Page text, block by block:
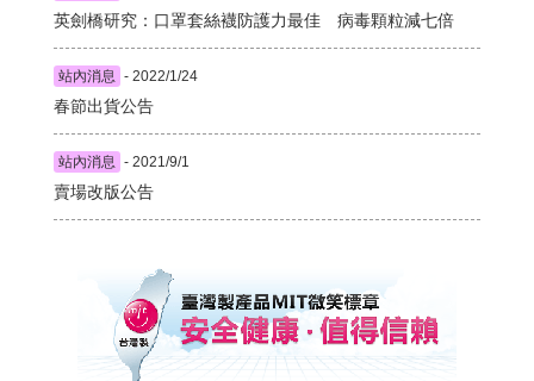
英劍橋研究：口罩套絲襪防護力最佳 病毒顆粒減七倍
站內消息 - 2022/1/24
春節出貨公告
站內消息 - 2021/9/1
賣場改版公告